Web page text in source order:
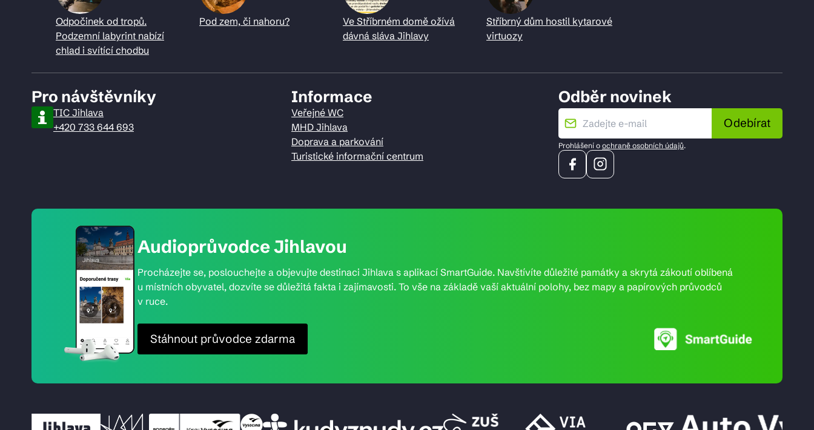
Odpočinek od tropů.
Podzemní labyrint nabízí
chlad i svítící chodbu
Pod zem, či nahoru?
Ve Stříbrném domě ožívá
dávná sláva Jihlavy
Stříbrný dům hostil kytarové
virtuozy
Pro návštěvníky
TIC Jihlava
+420 733 644 693
Informace
Veřejné WC
MHD Jihlava
Doprava a parkování
Turistické informační centrum
Odběr novinek
Odebírat
Prohlášení o ochraně osobních údajů.
Audioprůvodce Jihlavou
Procházejte se, poslouchejte a objevujte destinaci Jihlava s aplikací SmartGuide. Navštívíte důležité památky a skrytá zákoutí oblíbená
u místních obyvatel, dozvíte se důležitá fakta i zajímavosti. To vše na základě vaší aktuální polohy, bez mapy a papírových průvodců
v ruce.
Stáhnout průvodce zdarma